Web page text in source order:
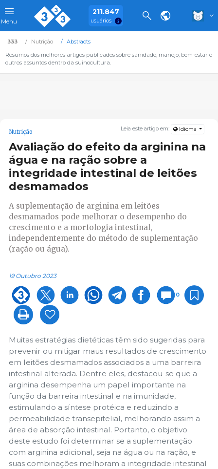
Menu
211.847
usuários
333 Nutrição
Abstracts
Resumos dos melhores artigos publicados sobre sanidade, manejo, bem-estar e
outros assuntos dentro da suinocultura.
Leia este artigo em: Idioma
Nutrição
Avaliação do efeito da arginina na
água e na ração sobre a
integridade intestinal de leitões
desmamados
A suplementação de arginina em leitões
desmamados pode melhorar o desempenho do
crescimento e a morfologia intestinal,
independentemente do método de suplementação
(ração ou água).
19 Outubro 2023
0
Muitas estratégias dietéticas têm sido sugeridas para
prevenir ou mitigar maus resultados de crescimento
em leitões desmamados associados a uma barreira
intestinal alterada. Dentre eles, destacou-se que a
arginina desempenha um papel importante na
função da barreira intestinal e na imunidade,
estimulando a síntese protéica e reduzindo a
permeabilidade transepitelial, melhorando assim a
área de absorção intestinal. Portanto, o objetivo
deste estudo foi determinar se a suplementação
com arginina adicional, seja na água ou na ração, e
suas combinações melhoram a integridade intestinal